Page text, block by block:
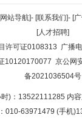
返回顶部
返回首页
[网站导航]- [联系我们]- [
[人才招聘]
许可证0108313 广播
10120170077 京公网
备2021036504号
)：13522111285 内
010-63971479 (手机